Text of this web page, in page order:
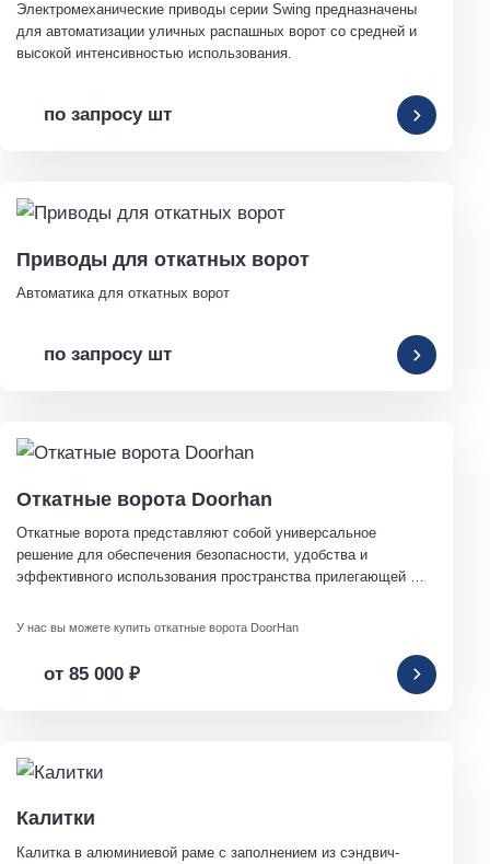
Электромеханические приводы серии Swing предназначены
для автоматизации уличных распашных ворот со средней и
высокой интенсивностью использования.
по запросу шт
Приводы для откатных ворот
Автоматика для откатных ворот
по запросу шт
Откатные ворота Doorhan
Откатные ворота представляют собой универсальное
решение для обеспечения безопасности, удобства и
эффективного использования пространства прилегающей
У нас вы можете купить откатные ворота DoorHan
от 85 000₽
Калитки
Калитка в алюминиевой раме с заполнением из сэндвич-